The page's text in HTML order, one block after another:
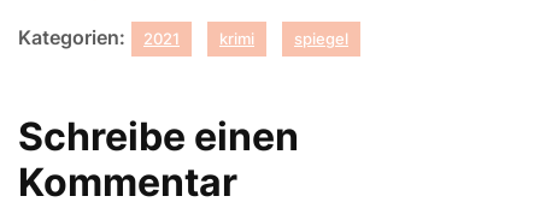
Kategorien: 2021 krimi spiegel
Schreibe einen
Kommentar